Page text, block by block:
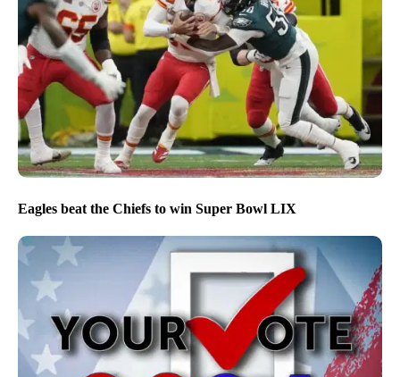
Eagles beat the Chiefs to win Super Bowl LIX